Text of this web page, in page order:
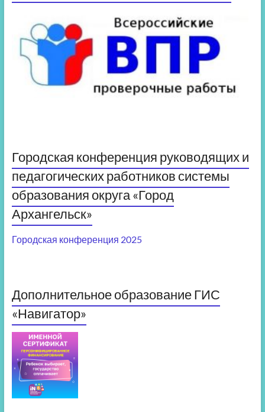
Городская конференция руководящих и
педагогических работников системы
образования округа «Город
Архангельск»
Городская конференция 2025
Дополнительное образование ГИС
«Навигатор»